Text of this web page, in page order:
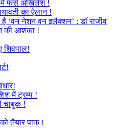
में फंसे अखिलेश !
का ऐलान !
‘वन नेशन वन इलैक्शन’ : डॉ राजीव
की आशंका !
शिवपाल!
में ट्रम्प !
चाबुक !
तैयार पाक !